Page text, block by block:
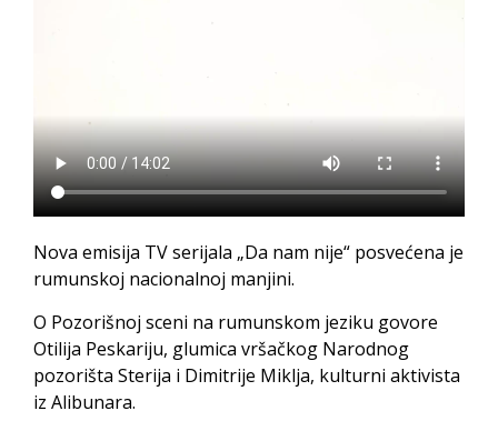
Nova emisija TV serijala „Da nam nije“ posvećena je
rumunskoj nacionalnoj manjini.
O Pozorišnoj sceni na rumunskom jeziku govore
Otilija Peskariju, glumica vršačkog Narodnog
pozorišta Sterija i Dimitrije Miklja, kulturni aktivista
iz Alibunara.